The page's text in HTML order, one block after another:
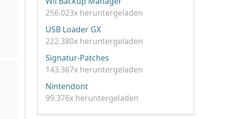
256.023x heruntergeladen
USB Loader GX
222.380x heruntergeladen
Signatur-Patches
143.367x heruntergeladen
Nintendont
99.376x heruntergeladen